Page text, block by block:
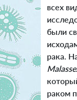
всех
были
рака.
раком